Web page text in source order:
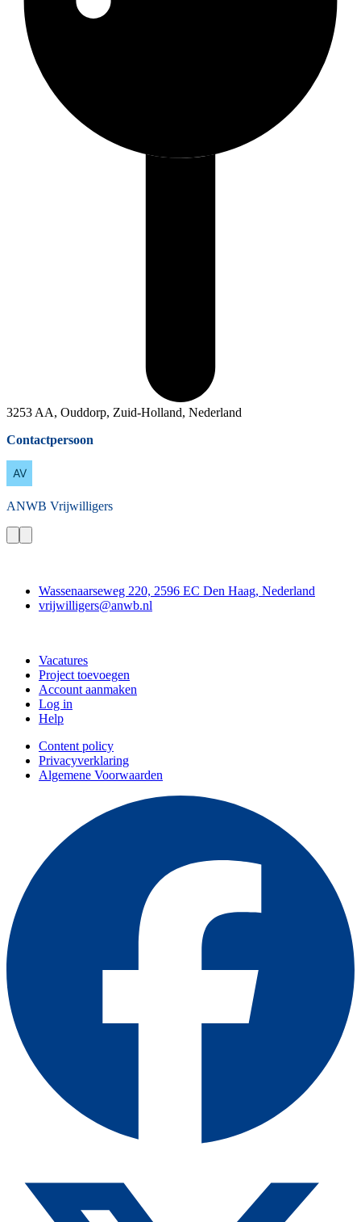
3253 AA, Ouddorp, Zuid-Holland, Nederland
Contactpersoon
ANWB Vrijwilligers
Wassenaarseweg 220, 2596 EC Den Haag, Nederland
vrijwilligers@anwb.nl
Vacatures
Project toevoegen
Account aanmaken
Log in
Help
Content policy
Privacyverklaring
Algemene Voorwaarden